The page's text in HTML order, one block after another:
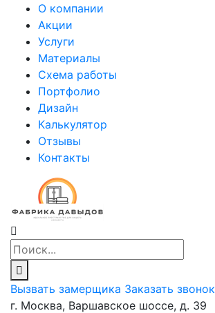
О компании
Акции
Услуги
Материалы
Схема работы
Портфолио
Дизайн
Калькулятор
Отзывы
Контакты
Вызвать замерщика Заказать звонок
г. Москва, Варшавское шоссе, д. 39